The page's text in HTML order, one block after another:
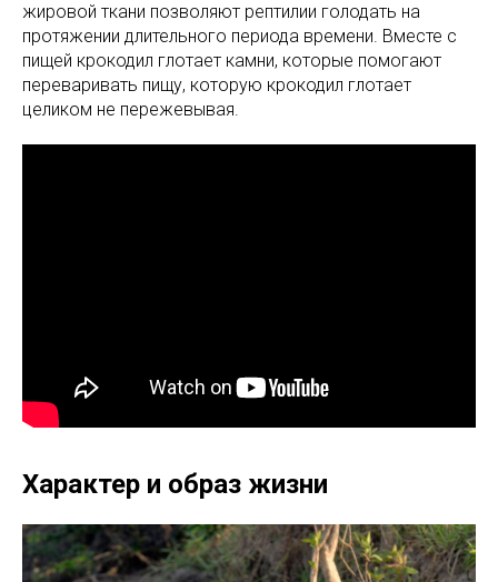
жировой ткани позволяют рептилии голодать на
протяжении длительного периода времени. Вместе с
пищей крокодил глотает камни, которые помогают
переваривать пищу, которую крокодил глотает
целиком не пережевывая.
Характер и образ жизни